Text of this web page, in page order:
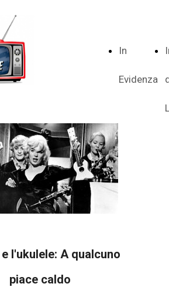
In
Evidenza
l'ukulele: A qualcuno
piace caldo